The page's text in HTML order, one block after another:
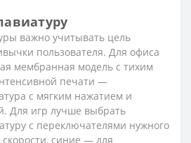
важно учитывать цель
пользователя. Для офиса
мембранная модель с тихим
печати —
с мягким нажатием и
Для игр лучше выбрать
с переключателями нужного
синие — для